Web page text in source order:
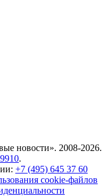
новости». 2008-2026.
.
+7 (495) 645 37 60
cookie-файлов